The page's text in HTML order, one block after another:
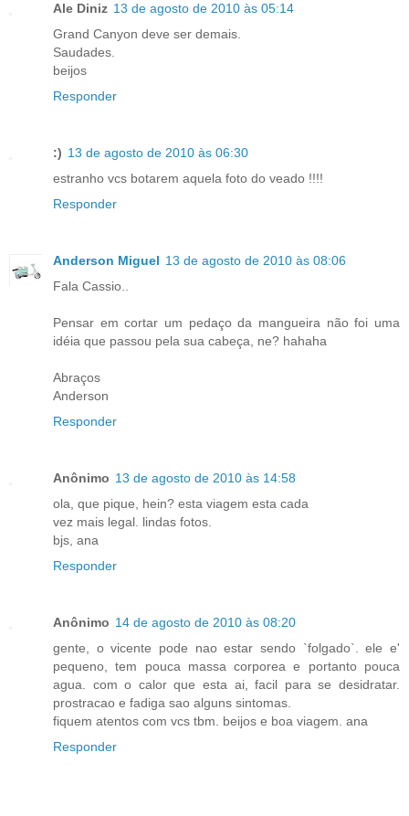
Ale Diniz 13 de agosto de 2010 às 05:14
Grand Canyon deve ser demais.
Saudades.
beijos
Responder
:) 13 de agosto de 2010 às 06:30
estranho vcs botarem aquela foto do veado !!!!
Responder
Anderson Miguel 13 de agosto de 2010 às 08:06
Fala Cassio..
Pensar em cortar um pedaço da mangueira não foi uma
idéia que passou pela sua cabeça, ne? hahaha
Abraços
Anderson
Responder
Anônimo 13 de agosto de 2010 às 14:58
ola, que pique, hein? esta viagem esta cada
vez mais legal. lindas fotos.
bjs, ana
Responder
Anônimo 14 de agosto de 2010 às 08:20
gente, o vicente pode nao estar sendo `folgado`. ele e'
pequeno, tem pouca massa corporea e portanto pouca
agua. com o calor que esta ai, facil para se desidratar.
prostracao e fadiga sao alguns sintomas.
fiquem atentos com vcs tbm. beijos e boa viagem. ana
Responder